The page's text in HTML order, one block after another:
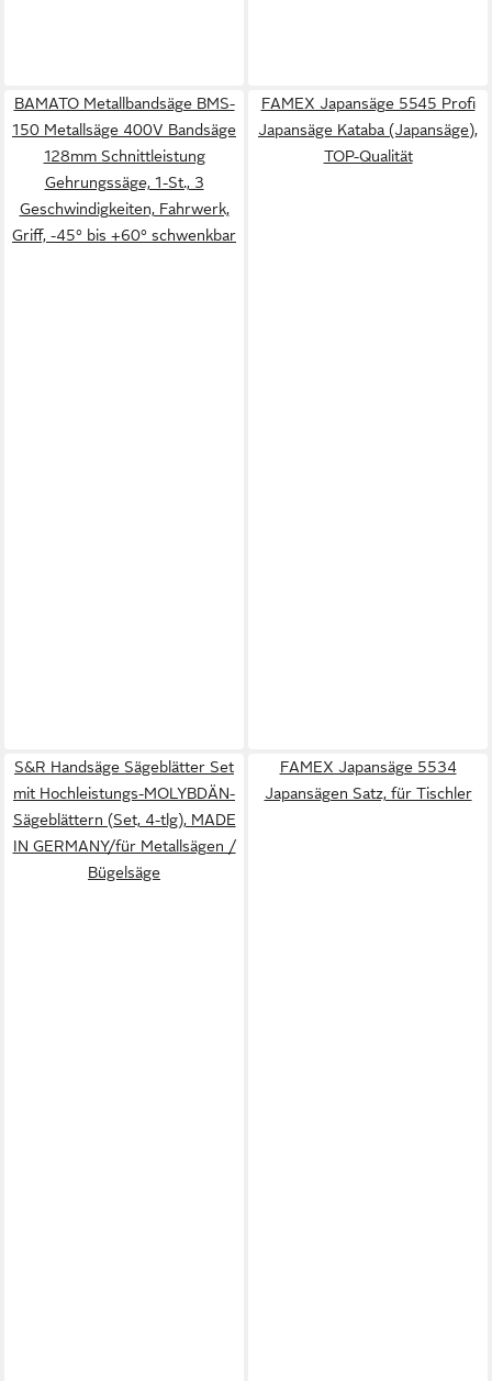
BAMATO Metallbandsäge BMS-
150 Metallsäge 400V Bandsäge
128mm Schnittleistung
Gehrungssäge, 1-St., 3
Geschwindigkeiten, Fahrwerk,
Griff, -45° bis +60° schwenkbar
FAMEX Japansäge 5545 Profi
Japansäge Kataba (Japansäge),
TOP-Qualität
S&R Handsäge Sägeblätter Set
mit Hochleistungs-MOLYBDÄN-
Sägeblättern (Set, 4-tlg), MADE
IN GERMANY/für Metallsägen /
Bügelsäge
FAMEX Japansäge 5534
Japansägen Satz, für Tischler